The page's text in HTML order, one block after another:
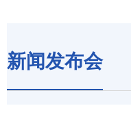
新闻发布会